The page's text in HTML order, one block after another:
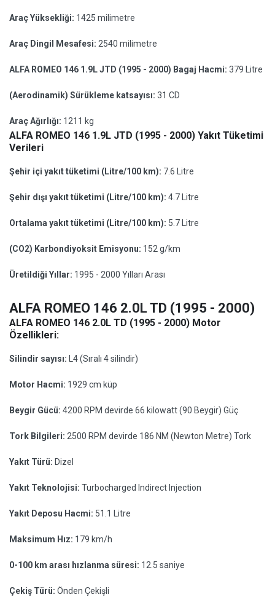
Araç Yüksekliği: 1425 milimetre
Araç Dingil Mesafesi: 2540 milimetre
ALFA ROMEO 146 1.9L JTD (1995 - 2000) Bagaj Hacmi: 379 Litre
(Aerodinamik) Sürükleme katsayısı: 31 CD
Araç Ağırlığı: 1211 kg
ALFA ROMEO 146 1.9L JTD (1995 - 2000) Yakıt Tüketimi
Verileri
Şehir içi yakıt tüketimi (Litre/100 km): 7.6 Litre
Şehir dışı yakıt tüketimi (Litre/100 km): 4.7 Litre
Ortalama yakıt tüketimi (Litre/100 km): 5.7 Litre
(CO2) Karbondiyoksit Emisyonu: 152 g/km
Üretildiği Yıllar: 1995 - 2000 Yılları Arası
ALFA ROMEO 146 2.0L TD (1995 - 2000)
ALFA ROMEO 146 2.0L TD (1995 - 2000) Motor
Özellikleri:
Silindir sayısı: L4 (Sıralı 4 silindir)
Motor Hacmi: 1929 cm küp
Beygir Gücü: 4200 RPM devirde 66 kilowatt (90 Beygir) Güç
Tork Bilgileri: 2500 RPM devirde 186 NM (Newton Metre) Tork
Yakıt Türü: Dizel
Yakıt Teknolojisi: Turbocharged Indirect Injection
Yakıt Deposu Hacmi: 51.1 Litre
Maksimum Hız: 179 km/h
0-100 km arası hızlanma süresi: 12.5 saniye
Çekiş Türü: Önden Çekişli